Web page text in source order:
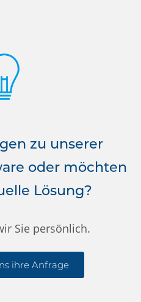
zu unserer
oder möchten
Lösung?
Sie persönlich.
ihre Anfrage